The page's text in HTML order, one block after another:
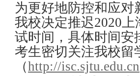
为更好地防控和应
我校决定推迟2020
试时间，具体时间安
考生密切关注我校留
（http://isc.sjtu.edu.cn